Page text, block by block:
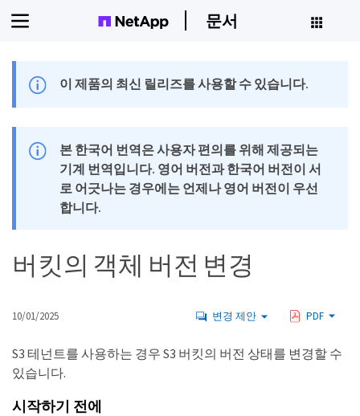
문서
이 제품의 최신 릴리즈를 사용할 수 있습니다.
본 한국어 번역은 사용자 편의를 위해 제공되는
기계 번역입니다. 영어 버전과 한국어 버전이 서
로 어긋나는 경우에는 언제나 영어 버전이 우선
합니다.
버킷의 객체 버전 변경
10/01/2025 변경 제안 PDF
S3 테넌트를 사용하는 경우 S3 버킷의 버전 상태를 변경할 수
있습니다.
시작하기 전에